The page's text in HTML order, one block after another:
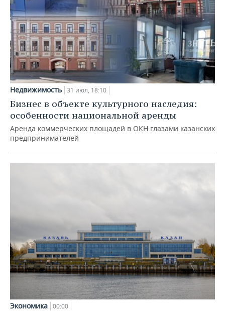
Недвижимость 31 июл, 18:10
Бизнес в объекте культурного наследия:
особенности национальной аренды
Аренда коммерческих площадей в ОКН глазами казанских
предпринимателей
Экономика 00:00